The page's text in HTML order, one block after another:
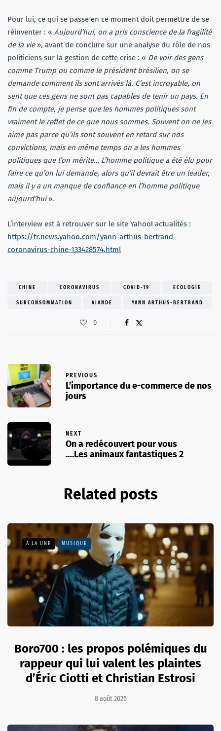
Pour lui, ce qui se passe en ce moment doit permettre de se
réinventer : « Aujourd’hui, on a pris conscience de la fragilité
de la vie», avant de conclure sur une analyse du rôle de nos
politiciens sur la gestion de cette crise : « De voir des gens
comme Trump ou comme le président brésilien, on se
demande comment ils sont arrivés là. C’est incroyable, on
sent que ces gens ne sont pas capables de tenir un pays. En
fin de compte, je pense que les hommes politiques sont
vraiment le reflet de ce que nous sommes. Souvent on ne les
aime pas parce qu’ils sont souvent en retard sur nos
convictions, mais en même temps on a les hommes
politiques que l’on mérite… L’homme politique a été élu pour
faire ce qu’on lui demande, alors qu’il devrait être un leader,
mais il y a un manque de confiance en l’homme politique
aujourd’hui».
L’interview est à retrouver sur le site Yahoo! actualités :
https://fr.news.yahoo.com/yann-arthus-bertrand-
coronavirus-chine-133428574.html
CHINE CORONAVIRUS COVID-19 ECOLOGIE
SURCONSOMMATION VIANDE YANN ARTHUS-BERTRAND
0
PREVIOUS
L’importance du e-commerce de nos
jours
NEXT
On a redécouvert pour vous
….Les animaux fantastiques 2
Related posts
A LA UNE MUSIQUE
Boro700 : les propos polémiques du
rappeur qui lui valent les plaintes
d’Éric Ciotti et Christian Estrosi
8 août 2026